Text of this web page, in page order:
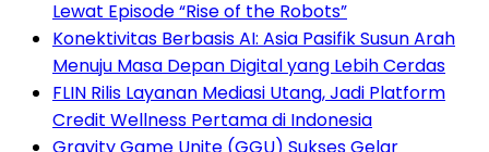
Lewat Episode “Rise of the Robots”
Konektivitas Berbasis AI: Asia Pasifik Susun Arah
Menuju Masa Depan Digital yang Lebih Cerdas
FLIN Rilis Layanan Mediasi Utang, Jadi Platform
Credit Wellness Pertama di Indonesia
Gravity Game Unite (GGU) Sukses Gelar